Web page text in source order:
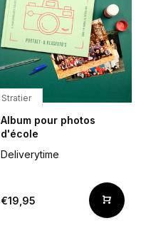
Stratier
Album pour photos
d'école
Deliverytime
€19,95